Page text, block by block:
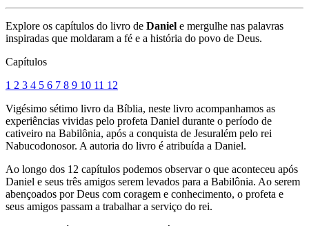
Explore os capítulos do livro de Daniel e mergulhe nas palavras
inspiradas que moldaram a fé e a história do povo de Deus.
Capítulos
1 2 3 4 5 6 7 8 9 10 11 12
Vigésimo sétimo livro da Bíblia, neste livro acompanhamos as
experiências vividas pelo profeta Daniel durante o período de
cativeiro na Babilônia, após a conquista de Jesuralém pelo rei
Nabucodonosor. A autoria do livro é atribuída a Daniel.
Ao longo dos 12 capítulos podemos observar o que aconteceu após
Daniel e seus três amigos serem levados para a Babilônia. Ao serem
abençoados por Deus com coragem e conhecimento, o profeta e
seus amigos passam a trabalhar a serviço do rei.